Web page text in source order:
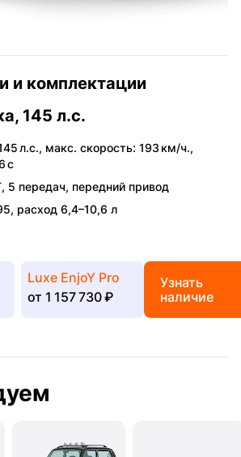
и комплектации
145 л.с.
л.с., макс. скорость: 193 км/ч.,
с
, 5 передач, передний привод
, расход 6,4–10,6 л
Luxe EnjoY Pro
от 1 157 730 ₽
Узнать
наличие